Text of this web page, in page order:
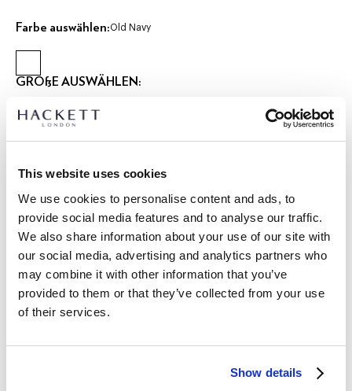
This website uses cookies
We use cookies to personalise content and ads, to
provide social media features and to analyse our traffic.
We also share information about your use of our site with
our social media, advertising and analytics partners who
may combine it with other information that you’ve
provided to them or that they’ve collected from your use
of their services.
Show details
Farbe auswählen:Old Navy
GRÖßE AUSWÄHLEN:
XS S
Größe des Models:1.90 m
ARTIKEL DETAILS
HM5600145
- Hackett London
- Besatz am Kragen und an den Bündchen
LIEFERUNG UND RÜCKGABE
Kostenlose Lieferung und Rückgabe
FREE Click & Collect 4-5 Werktage
JETZT ABONNIERENund genießen Sie 10 % Rabatt auf Ihren